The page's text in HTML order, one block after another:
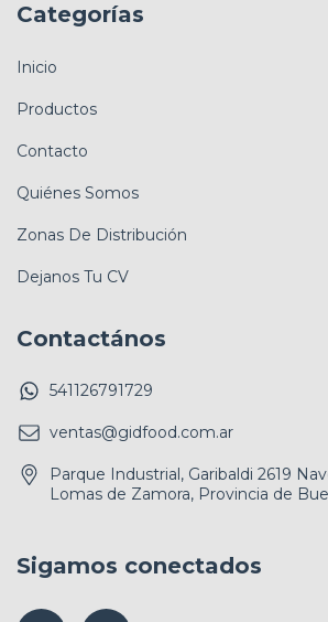
Categorías
Inicio
Productos
Contacto
Quiénes Somos
Zonas De Distribución
Dejanos Tu CV
Contactános
541126791729
ventas@gidfood.com.ar
Parque Industrial, Garibaldi 2619
Lomas de Zamora, Provincia de
Sigamos conectados